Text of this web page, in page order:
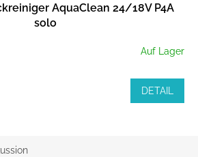
AquaClean 24/18V P4A
solo
Auf Lager
DETAIL